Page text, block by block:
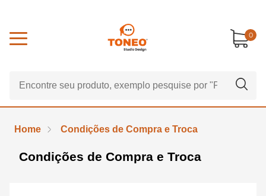
0
Home Condições de Compra e Troca
Condições de Compra e Troca